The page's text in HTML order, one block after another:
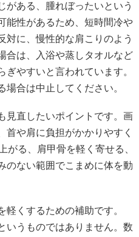
がある、腫れぼったいという
能性があるため、短時間冷や
対に、慢性的な肩こりのよう
合は、入浴や蒸しタオルなど
やすいと言われています。
合は中止してください。
見直したいポイントです。画
首や肩に負担がかかりやすく
がる、肩甲骨を軽く寄せる、
のない範囲でこまめに体を動
くするための補助です。
いうものではありません。数